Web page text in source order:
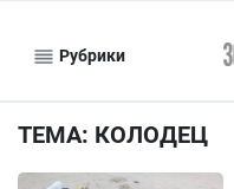
Рубрики
ТЕМА: КОЛОДЕЦ